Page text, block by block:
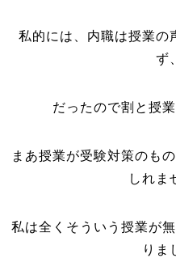
私的には、内職は授業の
ず
だったので割と授
まあ授業が受験対策のも
しれま
私は全くそういう授業が
りま